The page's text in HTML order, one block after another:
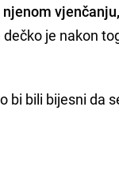
je nakon
bi bili bijesni da